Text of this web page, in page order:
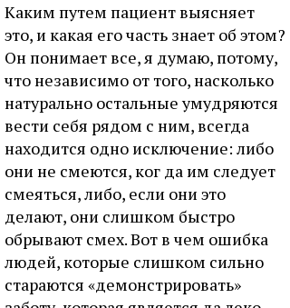
Каким путем пациент выясняет
это, и какая его часть знает об этом?
Он понимает все, я думаю, потому,
что независимо от того, насколько
натурально остальные умудряются
вести себя рядом с ним, всегда
находится одно исключение: либо
они не смеются, ког да им следует
смеяться, либо, если они это
делают, они слишком быстро
обрывают смех. Вот в чем ошибка
людей, которые слишком сильно
стараются «демонстрировать»